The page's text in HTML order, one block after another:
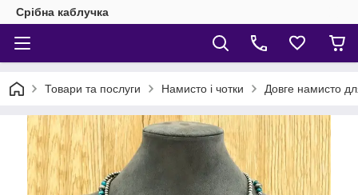
Срібна каблучка
Товари та послуги Намисто і чотки Довге намисто